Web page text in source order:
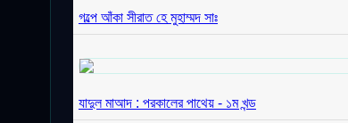
গল্পে আঁকা সীরাত হে মুহাম্মদ সাঃ
যাদুল মাআদ : পরকালের পাথেয় - ১ম খন্ড